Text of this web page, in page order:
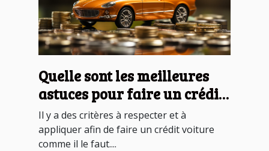
Quelle sont les meilleures
astuces pour faire un crédit
voiture ?
Il y a des critères à respecter et à
appliquer afin de faire un crédit voiture
comme il le faut....